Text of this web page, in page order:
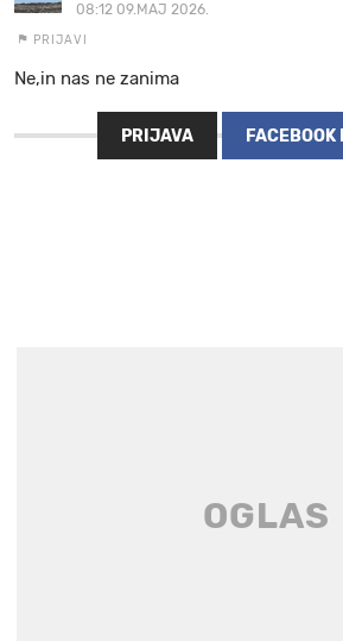
08:12 09.MAJ 2026.
PRIJAVI
Ne,in nas ne zanima
PRIJAVA